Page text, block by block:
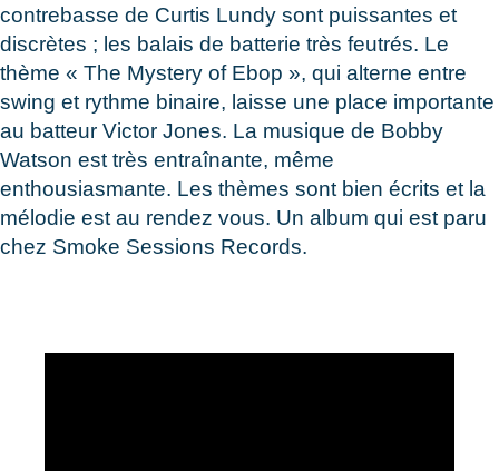
contrebasse de Curtis Lundy sont puissantes et
discrètes ; les balais de batterie très feutrés. Le
thème « The Mystery of Ebop », qui alterne entre
swing et rythme binaire, laisse une place importante
au batteur Victor Jones. La musique de Bobby
Watson est très entraînante, même
enthousiasmante. Les thèmes sont bien écrits et la
mélodie est au rendez vous. Un album qui est paru
chez Smoke Sessions Records.